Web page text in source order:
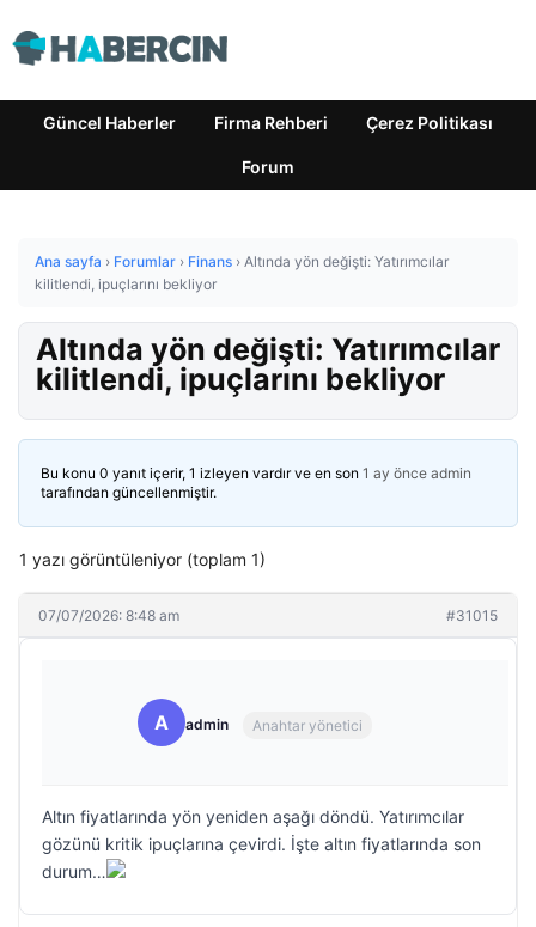
Güncel Haberler Firma Rehberi Çerez Politikası
Forum
Ana sayfa › Forumlar › Finans › Altında yön değişti: Yatırımcılar
kilitlendi, ipuçlarını bekliyor
Altında yön değişti: Yatırımcılar
kilitlendi, ipuçlarını bekliyor
Bu konu 0 yanıt içerir, 1 izleyen vardır ve en son 1 ay önce admin
tarafından güncellenmiştir.
1 yazı görüntüleniyor (toplam 1)
07/07/2026: 8:48 am #31015
A admin Anahtar yönetici
Altın fiyatlarında yön yeniden aşağı döndü. Yatırımcılar
gözünü kritik ipuçlarına çevirdi. İşte altın fiyatlarında son
durum…